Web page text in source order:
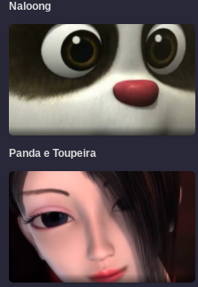
Naloong
Panda e Toupeira